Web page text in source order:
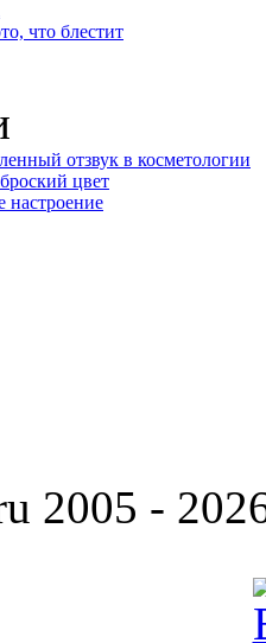
что блестит
отзвук в косметологии
цвет
настроение
2005 -